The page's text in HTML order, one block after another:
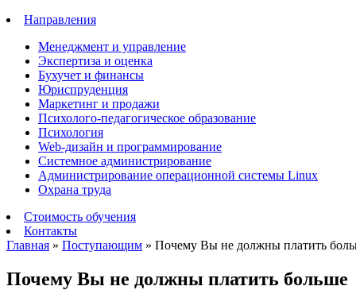
Направления
Менеджмент и управление
Экспертиза и оценка
Бухучет и финансы
Юриспруденция
Маркетинг и продажи
Психолого-педагогическое образование
Психология
Web-дизайн и программирование
Системное администрирование
Администрирование операционной системы Linux
Охрана труда
Стоимость обучения
Контакты
Главная » Поступающим » Почему Вы не должны платить
Почему Вы не должны платить больше